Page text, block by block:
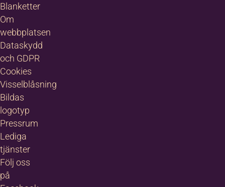
Blanketter
Om
webbplatsen
Dataskydd
och GDPR
Cookies
Visselblåsning
Bildas
logotyp
Pressrum
Lediga
tjänster
Följ oss
på